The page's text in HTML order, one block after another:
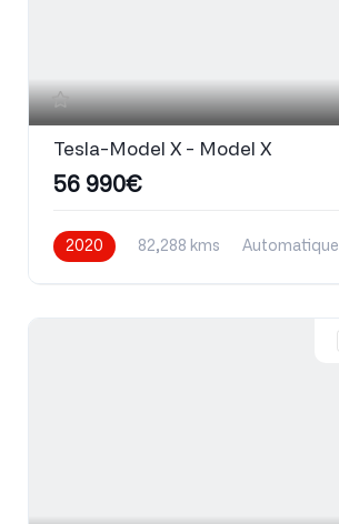
Tesla-Model X - Model X
56 990€
2020 82,288 kms
Automatique